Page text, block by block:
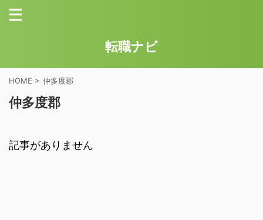
転職ナビ
HOME > 仲多度郡
仲多度郡
記事がありません